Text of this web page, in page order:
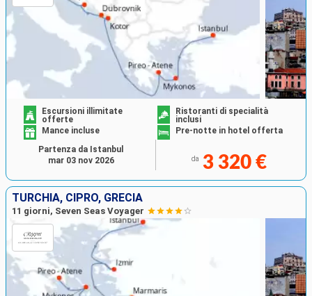
Ricerca
Escursioni illimitate
offerte
Ristoranti di specialità
inclusi
Mance incluse
Pre-notte in hotel offerta
da 3 320 €
Partenza da Istanbul
mar 03 nov 2026
TURCHIA, CIPRO, GRECIA
11 giorni, Seven Seas Voyager